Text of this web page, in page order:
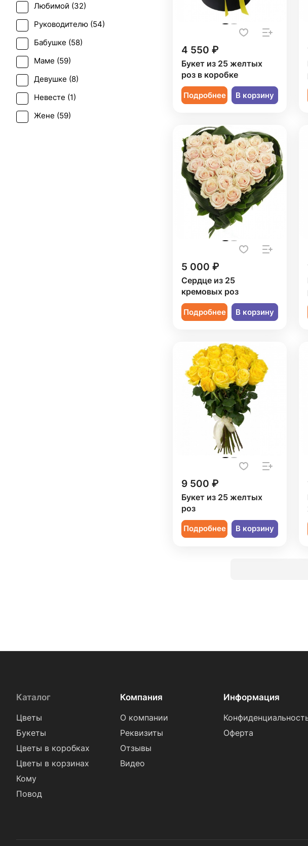
4 550 ₽
Букет из 25 желтых
роз в коробке
Подробнее В корзину
5 000 ₽
Сердце из 25
кремовых роз
Подробнее В корзину
9 500 ₽
Букет из 25 желтых
роз
Подробнее В корзину
Пасха (2)
Первое свидание (55
Последний звонок (
Рождение ребенка (
Рождество (
Свадьба (2)
Татьянин день (
Любимой (32)
Руководителю (54)
Бабушке (58)
Маме (59)
Девушке (8)
Невесте (1)
Жене (59)
Каталог
Цветы
Букеты
Цветы в коробках
Цветы в корзинах
Кому
Повод
Компания
О компании
Реквизиты
Отзывы
Видео
Информация
Оферта